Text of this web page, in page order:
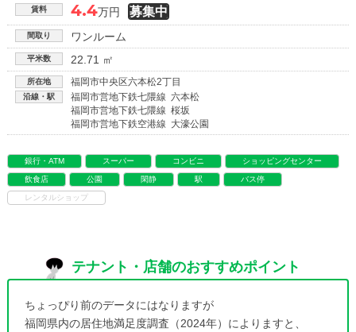
賃料 4.4万円
間取り ワンルーム
平米数 22.71 ㎡
所在地 福岡市中央区六本松2丁目
沿線・駅
福岡市営地下鉄七隈線 六本松
福岡市営地下鉄七隈線 桜坂
福岡市営地下鉄空港線 大濠公園
銀行・ATM スーパー コンビニ ショッピングセンター
飲食店 公園 閑静 駅 バス停
レンタルショップ
テナント・店舗のおすすめポイント
ちょっぴり前のデータにはなりますが
福岡県内の居住地満足度調査（2024年）によりますと、